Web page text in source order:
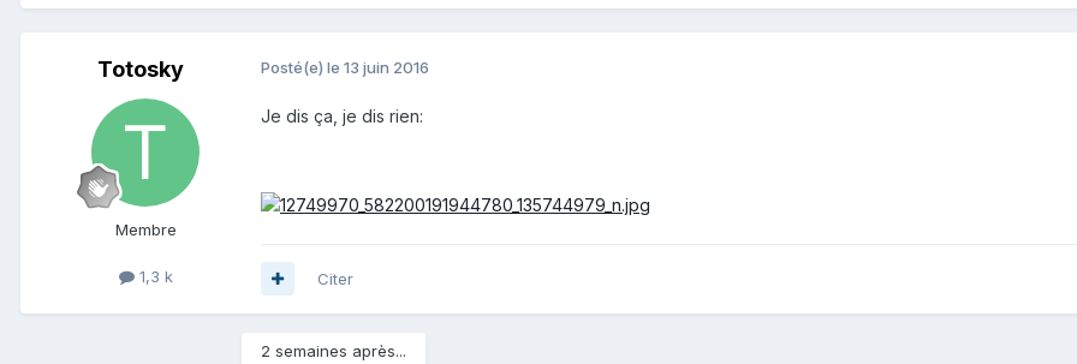
Totosky
Membre
1,3 k
Posté(e) le 13 juin 2016
Je dis ça, je dis rien:
Citer
2 semaines après...